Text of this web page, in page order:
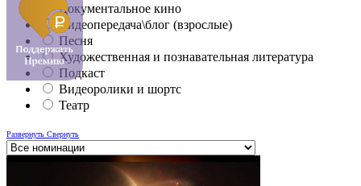
Документальное кино
Видеопередача\блог (взрослые)
Песня
Художественная и познавательная литература
Подкаст
Видеоролики и шортс
Театр
Развернуть Свернуть